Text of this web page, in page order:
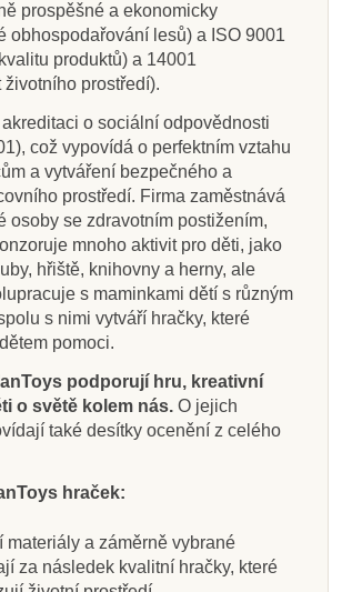
prospěšné a ekonomicky
obhospodařování lesů) a ISO 9001
produktů) a 14001
životního prostředí).
o sociální odpovědnosti
což vypovídá o perfektním vztahu
a vytváření bezpečného a
prostředí. Firma zaměstnává
osoby se zdravotním postižením,
mnoho aktivit pro děti, jako
hřiště, knihovny a herny, ale
s maminkami dětí s různým
s nimi vytváří hračky, které
pomoci.
podporují hru, kreativní
o světě kolem nás. O jejich
také desítky ocenění z celého
hraček:
materiály a záměrně vybrané
za následek kvalitní hračky, které